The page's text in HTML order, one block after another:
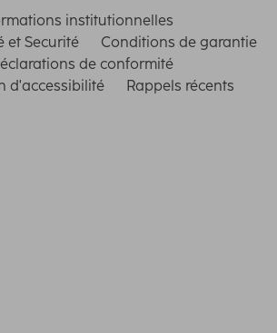
institutionnelles
et Securité
Conditions de garantie
de conformité
d'accessibilité
Rappels récents